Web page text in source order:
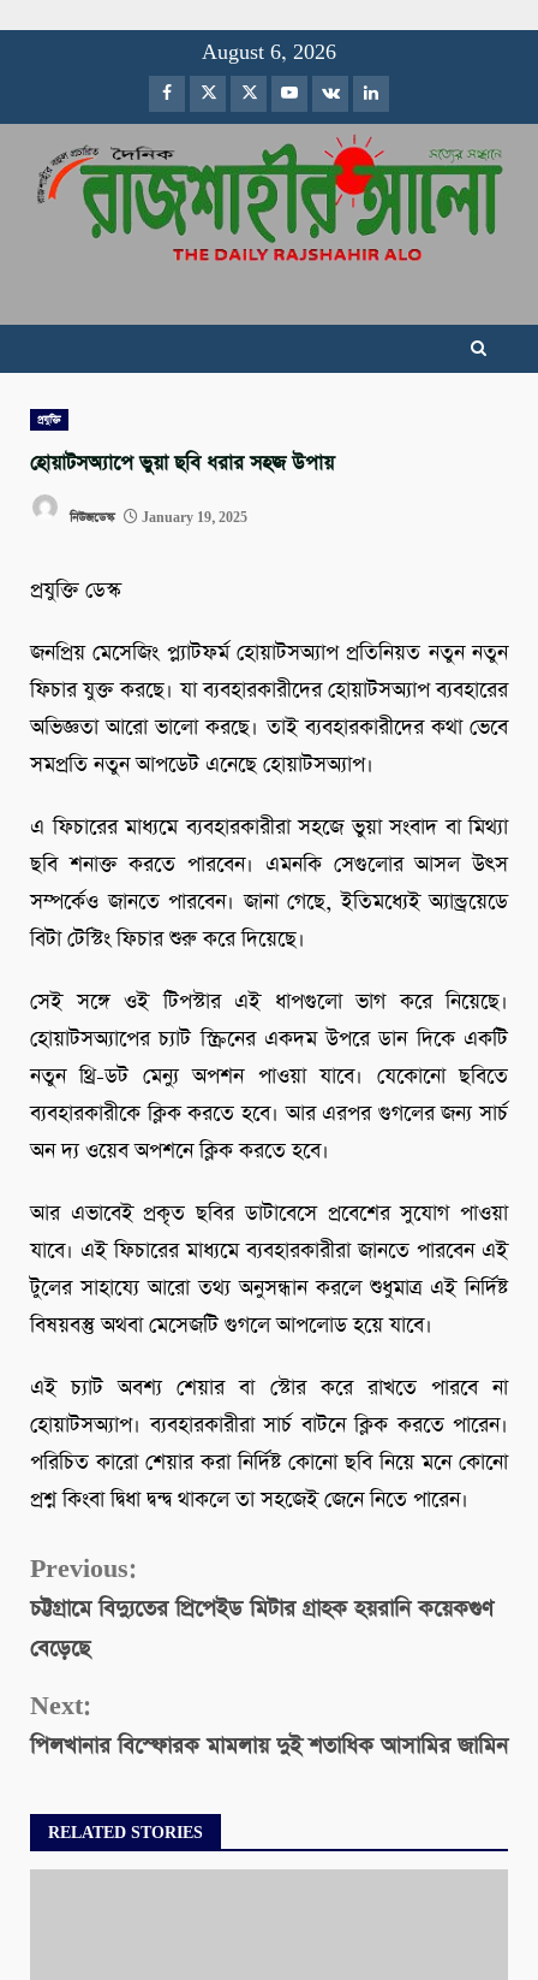
August 6, 2026
Facebook
TwitterInstagram
Youtube
VK LinkedIn
প্রযুক্তি
হোয়াটসঅ্যাপে ভুয়া ছবি ধরার সহজ উপায়
নিউজডেস্ক January 19, 2025
প্রযুক্তি ডেস্ক
জনপ্রিয় মেসেজিং প্ল্যাটফর্ম হোয়াটসঅ্যাপ প্রতিনিয়ত নতুন নতুন
ফিচার যুক্ত করছে। যা ব্যবহারকারীদের হোয়াটসঅ্যাপ ব্যবহারের
অভিজ্ঞতা আরো ভালো করছে। তাই ব্যবহারকারীদের কথা ভেবে
সমপ্রতি নতুন আপডেট এনেছে হোয়াটসঅ্যাপ।
এ ফিচারের মাধ্যমে ব্যবহারকারীরা সহজে ভুয়া সংবাদ বা মিথ্যা
ছবি শনাক্ত করতে পারবেন। এমনকি সেগুলোর আসল উৎস
সম্পর্কেও জানতে পারবেন। জানা গেছে, ইতিমধ্যেই অ্যান্ড্রয়েডে
বিটা টেস্টিং ফিচার শুরু করে দিয়েছে।
সেই সঙ্গে ওই টিপস্টার এই ধাপগুলো ভাগ করে নিয়েছে।
হোয়াটসঅ্যাপের চ্যাট স্ক্রিনের একদম উপরে ডান দিকে একটি
নতুন থ্রি-ডট মেন্যু অপশন পাওয়া যাবে। যেকোনো ছবিতে
ব্যবহারকারীকে ক্লিক করতে হবে। আর এরপর গুগলের জন্য সার্চ
অন দ্য ওয়েব অপশনে ক্লিক করতে হবে।
আর এভাবেই প্রকৃত ছবির ডাটাবেসে প্রবেশের সুযোগ পাওয়া
যাবে। এই ফিচারের মাধ্যমে ব্যবহারকারীরা জানতে পারবেন এই
টুলের সাহায্যে আরো তথ্য অনুসন্ধান করলে শুধুমাত্র এই নির্দিষ্ট
বিষয়বস্তু অথবা মেসেজটি গুগলে আপলোড হয়ে যাবে।
এই চ্যাট অবশ্য শেয়ার বা স্টোর করে রাখতে পারবে না
হোয়াটসঅ্যাপ। ব্যবহারকারীরা সার্চ বাটনে ক্লিক করতে পারেন।
পরিচিত কারো শেয়ার করা নির্দিষ্ট কোনো ছবি নিয়ে মনে কোনো
প্রশ্ন কিংবা দ্বিধা দ্বন্দ্ব থাকলে তা সহজেই জেনে নিতে পারেন।
Continue
Reading
Previous:
চট্টগ্রামে বিদ্যুতের প্রিপেইড মিটার গ্রাহক হয়রানি কয়েকগুণ
বেড়েছে
Next:
পিলখানার বিস্ফোরক মামলায় দুই শতাধিক আসামির জামিন
RELATED STORIES